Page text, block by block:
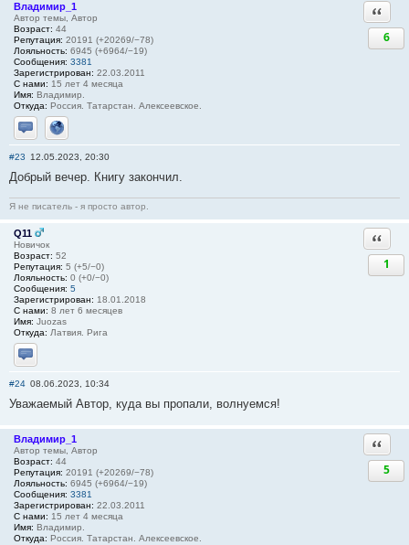
Владимир_1
Автор темы, Автор
Возраст: 44
Репутация: 20191 (+20269/−78)
Лояльность: 6945 (+6964/−19)
Сообщения: 3381
Зарегистрирован: 22.03.2011
С нами: 15 лет 4 месяца
Имя: Владимир.
Откуда: Россия. Татарстан. Алексеевское.
Отправить личное сообщение
Сайт
6
#23 12.05.2023, 20:30
Добрый вечер. Книгу закончил.
Я не писатель - я просто автор.
Q11
Новичок
Возраст: 52
Репутация: 5 (+5/−0)
Лояльность: 0 (+0/−0)
Сообщения: 5
Зарегистрирован: 18.01.2018
С нами: 8 лет 6 месяцев
Имя: Juozas
Откуда: Латвия. Рига
Отправить личное сообщение
1
#24 08.06.2023, 10:34
Уважаемый Автор, куда вы пропали, волнуемся!
Владимир_1
Автор темы, Автор
Возраст: 44
Репутация: 20191 (+20269/−78)
Лояльность: 6945 (+6964/−19)
Сообщения: 3381
Зарегистрирован: 22.03.2011
С нами: 15 лет 4 месяца
Имя: Владимир.
Откуда: Россия. Татарстан. Алексеевское.
5